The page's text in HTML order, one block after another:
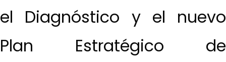
el Diagnóstico y el nuevo
Plan Estratégico de